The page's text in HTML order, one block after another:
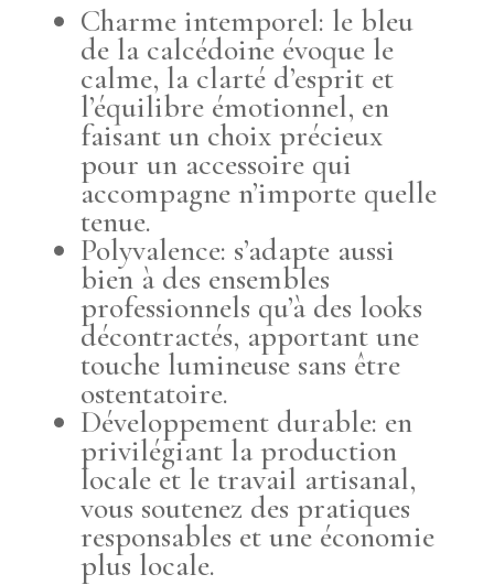
Charme intemporel: le bleu
de la calcédoine évoque le
calme, la clarté d’esprit et
l’équilibre émotionnel, en
faisant un choix précieux
pour un accessoire qui
accompagne n’importe quelle
tenue.
Polyvalence: s’adapte aussi
bien à des ensembles
professionnels qu’à des looks
décontractés, apportant une
touche lumineuse sans être
ostentatoire.
Développement durable: en
privilégiant la production
locale et le travail artisanal,
vous soutenez des pratiques
responsables et une économie
plus locale.